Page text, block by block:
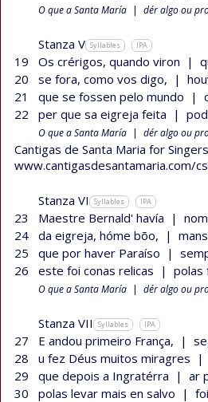
O que a Santa María | dér algo ou
Stanza V Syllables IPA
19 Os crérigos, quando viron |
20
se fora, como vos digo, |
21
que se fossen pelo mundo |
22
per que sa eigreja feita |
O que a Santa María | dér algo ou
Cantigas de Santa Maria for
www.cantigasdesantamaria.com/
Stanza VI Syllables IPA
23 Maestre Bernald' havía |
24 da eigreja, hóme bõo, |
25
que por haver Paraíso |
26
este foi conas relicas | polas
O que a Santa María | dér algo ou
Stanza VII Syllables IPA
27 E andou primeiro França, |
28
u fez Déus muitos miragres |
29
que depois a Ingratérra | ar
30
polas levar mais en salvo |